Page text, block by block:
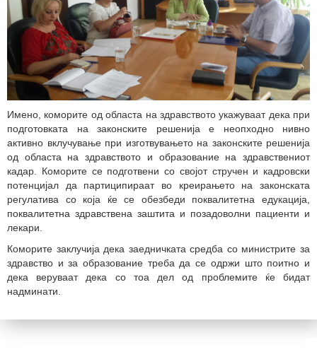
Имено, коморите од областа на здравството укажуваат дека при
подготовката на законските решенија е неопходно нивно
активно вклучување при изготвувањето на законските решенија
од областа на здравството и образование на здравствениот
кадар. Коморите се подготвени со својот стручен и кадровски
потенцијал да партиципираат во креирањето на законската
регулатива со која ќе се обезбеди поквалитетна едукација,
поквалитетна здравствена заштита и позадоволни пациенти и
лекари.
Коморите заклучија дека заедничката средба со министрите за
здравство и за образование треба да се одржи што поитно и
дека веруваат дека со тоа дел од проблемите ќе бидат
надминати.